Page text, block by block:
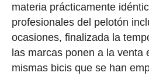
materia prácticamente
profesionales del pelotón
ocasiones, finalizada la
las marcas ponen a la venta
mismas bicis que se han